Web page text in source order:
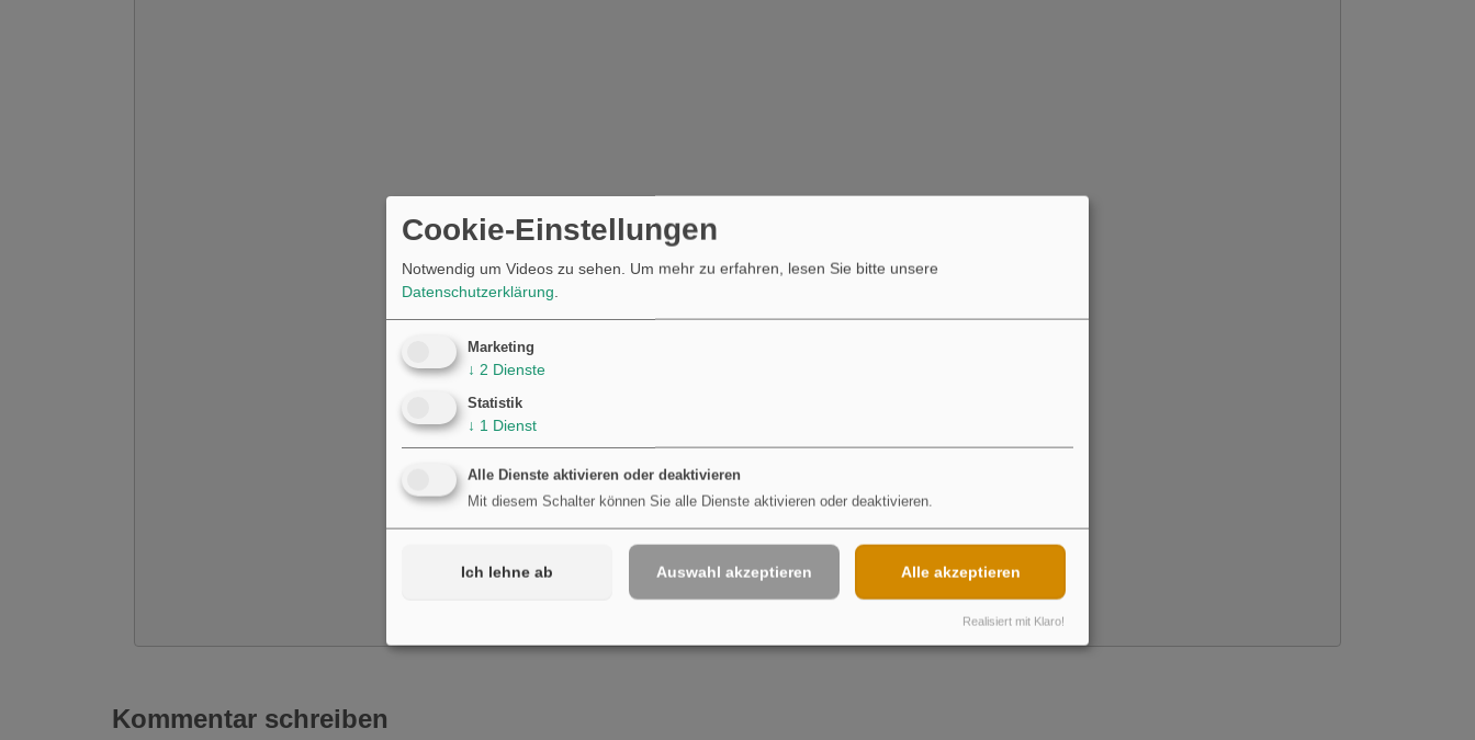
Möchten Sie von
Kommentar schreiben
Cookie-Einstellungen
Notwendig um Videos zu sehen.
Um mehr zu erfahren, lesen Sie bitte unsere
Datenschutzerklärung
Marketing
↓ 2 Dienste
Statistik
↓ 1 Dienst
Alle Dienste aktivieren oder deaktivieren
Mit diesem Schalter können Sie alle Dienste aktivieren oder deaktivieren.
Ich lehne ab Auswahl akzeptieren Alle akzeptieren
Realisiert mit Klaro!